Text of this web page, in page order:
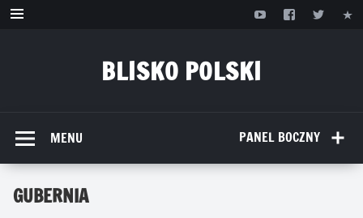
Przejdź
BLISKO POLSKI
PANEL BOCZNY
MENU
GUBERNIA